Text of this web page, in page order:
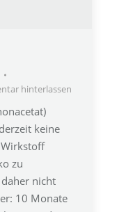
hinterlassen
keine
zu
nicht
10 Monate